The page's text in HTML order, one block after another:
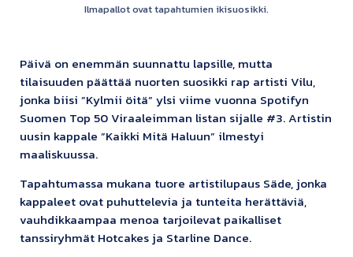
Ilmapallot ovat tapahtumien ikisuosikki.
Päivä on enemmän suunnattu lapsille, mutta
tilaisuuden päättää nuorten suosikki rap artisti Vilu,
jonka biisi ”Kylmii öitä” ylsi viime vuonna Spotifyn
Suomen Top 50 Viraaleimman listan sijalle #3. Artistin
uusin kappale ”Kaikki Mitä Haluun” ilmestyi
maaliskuussa.
Tapahtumassa mukana tuore artistilupaus Säde, jonka
kappaleet ovat puhuttelevia ja tunteita herättäviä,
vauhdikkaampaa menoa tarjoilevat paikalliset
tanssiryhmät Hotcakes ja Starline Dance.